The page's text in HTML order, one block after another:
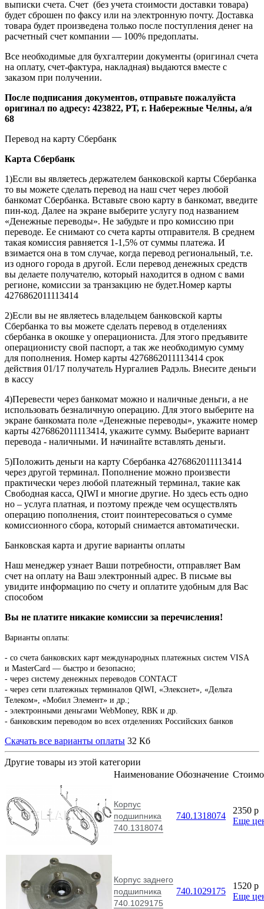
выписки счета. Счет (без учета стоимости доставки товара)
будет сброшен по факсу или на электронную почту. Доставка
товара будет произведена только после поступления денег на
расчетный счет компании — 100% предоплаты.
Все необходимые для бухгалтерии документы (оригинал счета
на оплату, счет-фактура, накладная) выдаются вместе с
заказом при получении.
После подписания документов, отправьте пожалуйста
оригинал по адресу: 423822, РТ, г. Набережные Челны, а/я
68
Перевод на карту Сбербанк
Карта Сбербанк
1)Если вы являетесь держателем банковской карты Сбербанка
то вы можете сделать перевод на наш счет через любой
банкомат Сбербанка. Вставьте свою карту в банкомат, введите
пин-код. Далее на экране выберите услугу под названием
«Денежные переводы». Не забудьте и про комиссию при
переводе. Ее снимают со счета карты отправителя. В среднем
такая комиссия равняется 1-1,5% от суммы платежа. И
взимается она в том случае, когда перевод региональный, т.е.
из одного города в другой. Если перевод денежных средств
вы делаете получателю, который находится в одном с вами
регионе, комиссии за транзакцию не будет.Номер карты
4276862011113414
2)Если вы не являетесь владельцем банковской карты
Сбербанка то вы можете сделать перевод в отделениях
сбербанка в окошке у операциониста. Для этого предъявите
операционисту свой паспорт, а так же необходимую сумму
для пополнения. Номер карты 4276862011113414 срок
действия 01/17 получатель Нургалиев Радэль. Внесите деньги
в кассу
4)Перевести через банкомат можно и наличные деньги, а не
использовать безналичную операцию. Для этого выберите на
экране банкомата поле «Денежные переводы», укажите номер
карты 4276862011113414, укажите сумму. Выберите вариант
перевода - наличными. И начинайте вставлять деньги.
5)Положить деньги на карту Сбербанка 4276862011113414
через другой терминал. Пополнение можно произвести
практически через любой платежный терминал, такие как
Свободная касса, QIWI и многие другие. Но здесь есть одно
но – услуга платная, и поэтому прежде чем осуществлять
операцию пополнения, стоит поинтересоваться о сумме
комиссионного сбора, который снимается автоматически.
Банковская карта и другие варианты оплаты
Наш менеджер узнает Ваши потребности, отправляет Вам
счет на оплату на Ваш электронный адрес. В письме вы
увидите информацию по счету и оплатите удобным для Вас
способом
Вы не платите никакие комиссии за перечисления!
Варианты оплаты:
- со счета банковских карт международных платежных систем VISA
и MasterCard — быстро и безопасно;
- через систему денежных переводов CONTACT
- через сети платежных терминалов QIWI, «Элекснет», «Дельта
Телеком», «Мобил Элемент» и др.;
- электронными деньгами WebMoney, RBK и др.
- банковским переводом во всех отделениях Российских банков
Скачать все варианты оплаты 32 Кб
Другие товары из этой категории
Наименование Обозначение
Корпус
подшипника
740.1318074
740.1318074
2350 p
Еще
Корпус заднего
подшипника
740.1029175
740.1029175
1520 p
Еще